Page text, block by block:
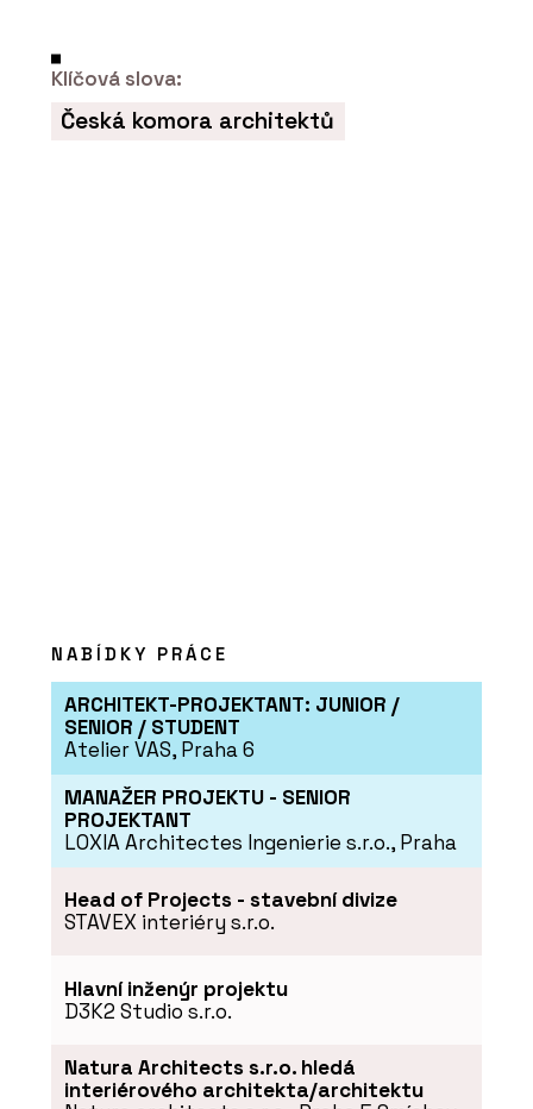
republiky
PRODUKTY
Linoleum na nábytek -
PRODUKTY
Klíčová slova:
Česká komora architektů
NABÍDKY PRÁCE
ARCHITEKT-PROJEKTANT: JUNIOR /
SENIOR / STUDENT
Atelier VAS, Praha 6
MANAŽER PROJEKTU - SENIOR
PROJEKTANT
LOXIA Architectes Ingenierie s.r.o., Praha
Head of Projects - stavební divize
STAVEX interiéry s.r.o.
Hlavní inženýr projektu
D3K2 Studio s.r.o.
Natura Architects s.r.o. hledá
interiérového architekta/architektu